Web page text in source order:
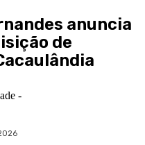
anuncia
de
-